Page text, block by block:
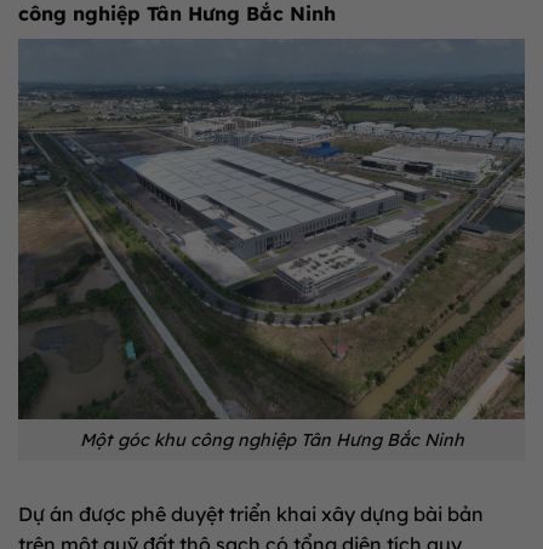
công nghiệp Tân Hưng Bắc Ninh
Một góc khu công nghiệp Tân Hưng Bắc Ninh
Dự án được phê duyệt triển khai xây dựng bài bản